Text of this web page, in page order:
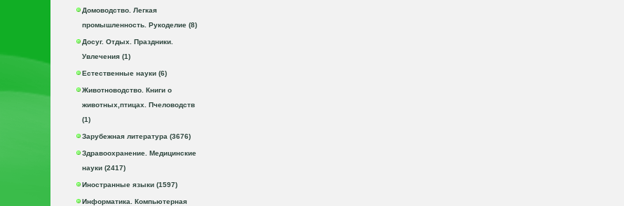
Домоводство. Легкая
промышленность. Рукоделие (8)
Досуг. Отдых. Праздники.
Увлечения (1)
Естественные науки (6)
Животноводство. Книги о
животных,птицах. Пчеловодств
(1)
Зарубежная литература (3676)
Здравоохранение. Медицинские
науки (2417)
Иностранные языки (1597)
Информатика. Компьютерная